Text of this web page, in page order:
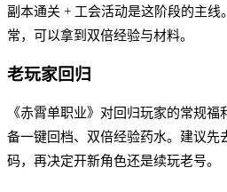
副本通关 + 工会活动是这阶段的主线
常，可以拿到双倍经验与材料。
老玩家回归
《赤霄单职业》对回归玩家的常规
备一键回档、双倍经验药水。建议先
码，再决定开新角色还是续玩老号。